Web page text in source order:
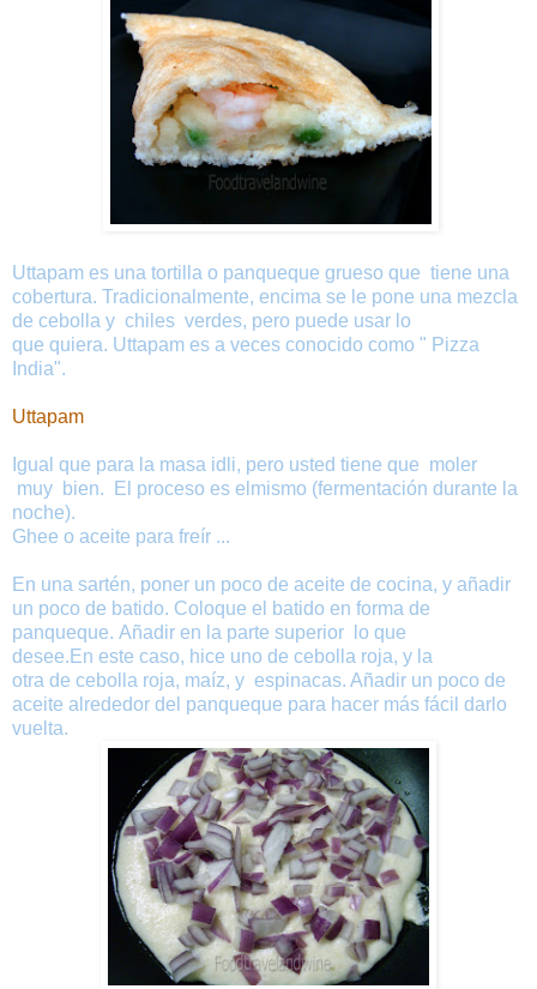
Uttapam es una tortilla o panqueque grueso que tiene una
cobertura. Tradicionalmente, encima se le pone una mezcla
de cebolla y chiles verdes, pero puede usar lo
que quiera. Uttapam es a veces conocido como " Pizza
India".
Uttapam
Igual que para la masa idli, pero usted tiene que moler
muy bien.
El proceso es elmismo (fermentación durante la
noche).
Ghee o aceite para freír ...
En una sartén, poner un poco de aceite de cocina, y añadir
un poco de batido. Coloque el batido en forma de
panqueque. Añadir en la parte superior lo que
desee.En este caso, hice uno de cebolla roja, y la
otra de cebolla roja, maíz, y espinacas. Añadir un poco de
aceite alrededor del panqueque para hacer más fácil darlo
vuelta.